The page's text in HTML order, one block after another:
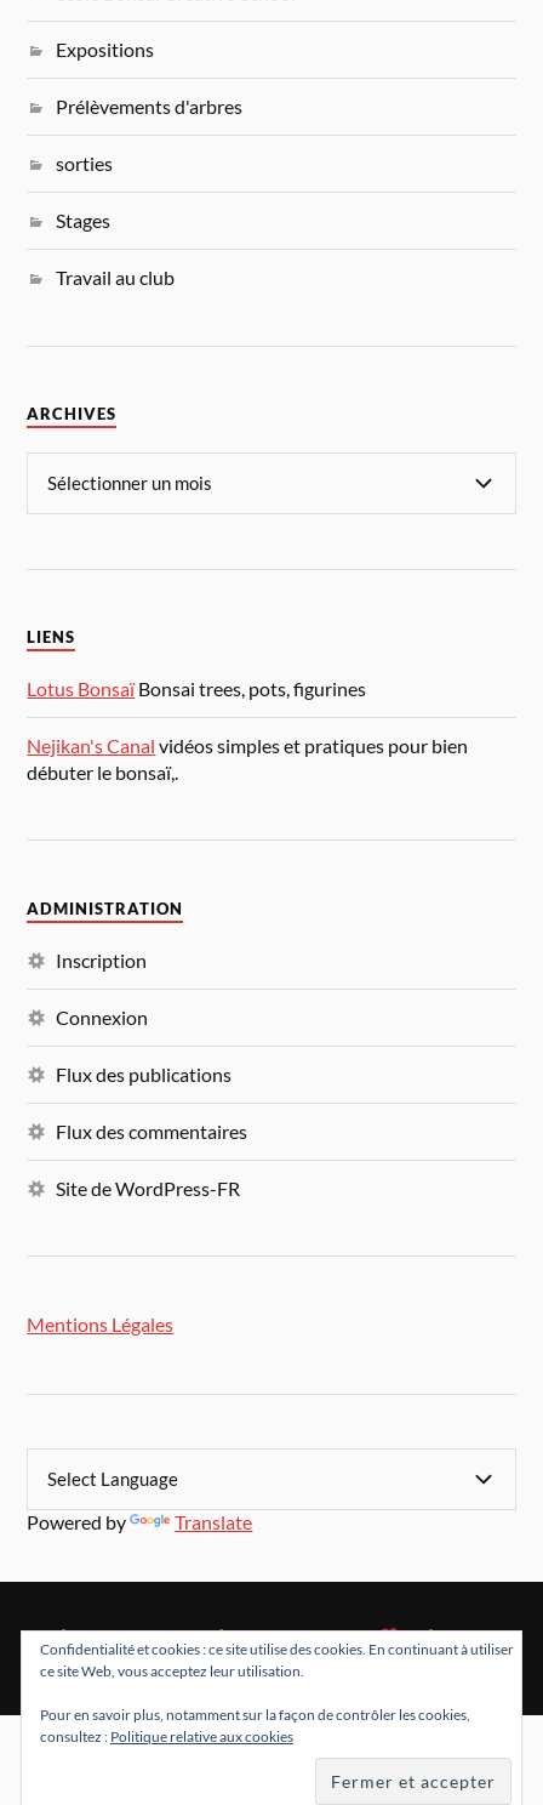
Expositions
Prélèvements d'arbres
sorties
Stages
Travail au club
ARCHIVES
LIENS
Lotus BonsaïBonsai trees, pots, figurines
Nejikan's Canal vidéos simples et pratiques pour bien
débuter le bonsaï,.
ADMINISTRATION
Inscription
Connexion
Flux des publications
Flux des commentaires
Site de WordPress-FR
Mentions Légales
Powered by Translate
FIÈREMENT PROPULSÉ PARWORDPRESS & THÈME PAR
Confidentialité et cookies : ce site utilise des cookies. En continuant à utiliser
ce site Web, vous acceptez leur utilisation.
Pour en savoir plus, notamment sur la façon de contrôler les cookies,
consultez : Politique relative aux cookies